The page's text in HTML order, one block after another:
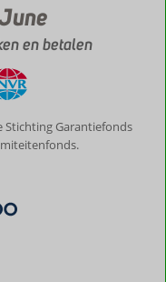
en betalen
Stichting Garantiefonds